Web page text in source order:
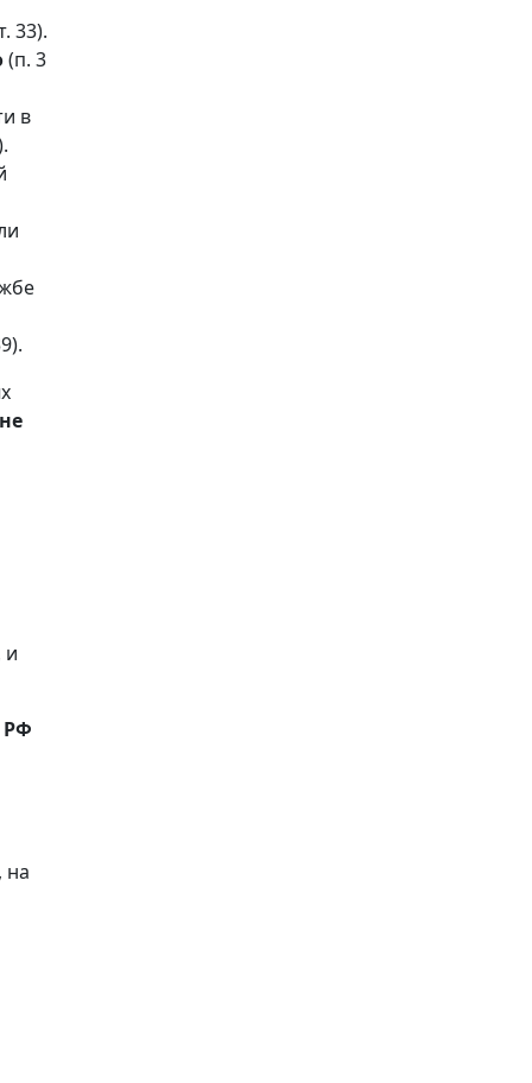
33).
(п. 3
в
не
и
РФ
на